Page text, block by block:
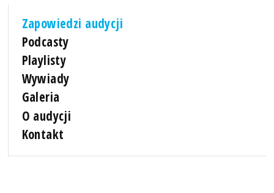
Zapowiedzi audycji
Podcasty
Playlisty
Wywiady
Galeria
O audycji
Kontakt